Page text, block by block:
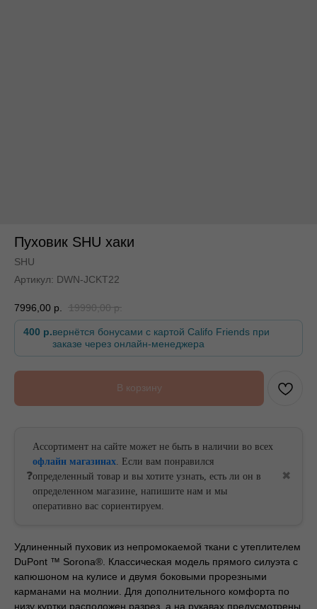
БЕСПЛАТНАЯ ДОСТАВКА
БЕСПЛАТНАЯ ДОСТАВКА
Пуховик SHU хаки
SHU
Артикул: DWN-JCKT22
7996,00 р. 19990,00 р.
400 р.вернётся бонусами с картой Califo Friends при
заказе через онлайн-менеджера
В корзину
❓
Ассортимент на сайте может не быть в наличии во всех
офлайн магазинах . Если вам понравился
определенный товар и вы хотите узнать, есть ли он в
определенном магазине, напишите нам и мы
оперативно вас сориентируем.
✖
Удлиненный пуховик из непромокаемой ткани с утеплителем
DuPont ™ Sorona®. Классическая модель прямого силуэта с
капюшоном на кулисе и двумя боковыми прорезными
карманами на молнии. Для дополнительного комфорта по
низу куртки расположен разрез, а на рукавах предусмотрены